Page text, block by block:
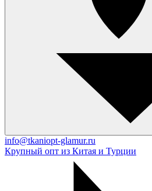
info@tkaniopt-glamur.ru
Крупный опт из Китая и Турции